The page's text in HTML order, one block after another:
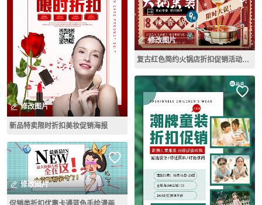
修改图片
新品特卖限时折扣美妆促销海报
修改图片
修改图片
复古红色简约火锅店折扣促销活动宣传展板